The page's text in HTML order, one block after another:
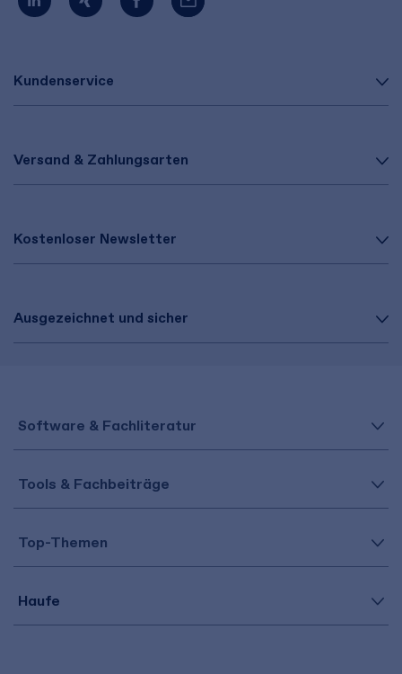
Kundenservice
Versand & Zahlungsarten
Kostenloser Newsletter
Ausgezeichnet und sicher
Software & Fachliteratur
Tools & Fachbeiträge
Top-Themen
Haufe